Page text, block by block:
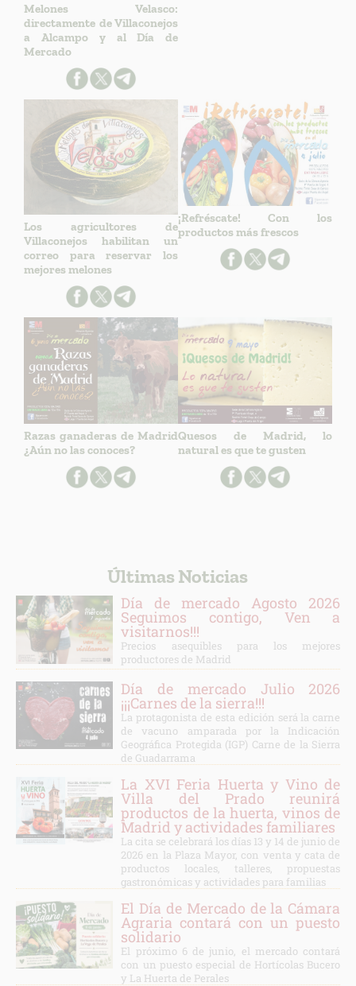
Melones Velasco:
directamente de Villaconejos
a Alcampo y al Día de
Mercado
Los agricultores de
Villaconejos habilitan un
correo para reservar los
mejores melones
¡Refréscate! Con los
productos más frescos
Razas ganaderas de Madrid
¿Aún no las conoces?
Quesos de Madrid, lo
natural es que te gusten
Últimas Noticias
Día de mercado Agosto 2026
Seguimos contigo, Ven a
visitarnos!!!
Precios asequibles para los mejores
productores de Madrid
Día de mercado Julio 2026
¡¡¡Carnes de la sierra!!!
La protagonista de esta edición será la carne
de vacuno amparada por la Indicación
Geográfica Protegida (IGP) Carne de la Sierra
de Guadarrama
La XVI Feria Huerta y Vino de
Villa del Prado reunirá
productos de la huerta, vinos de
Madrid y actividades familiares
La cita se celebrará los días 13 y 14 de junio de
2026 en la Plaza Mayor, con venta y cata de
productos locales, talleres, propuestas
gastronómicas y actividades para familias
El Día de Mercado de la Cámara
Agraria contará con un puesto
solidario
El próximo 6 de junio, el mercado contará
con un puesto especial de Hortícolas Bucero
y La Huerta de Perales